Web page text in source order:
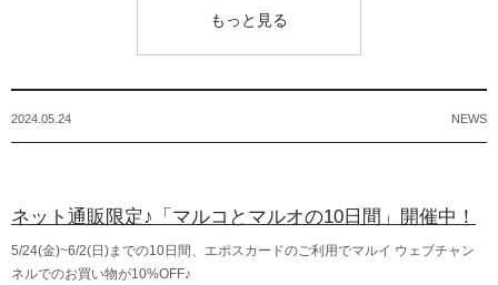
もっと見る
2024.05.24 NEWS
ネット通販限定♪「マルコとマルオの10日間」開催中！
5/24(金)~6/2(日)までの10日間、エポスカードのご利用でマルイ ウェブチャン
ネルでのお買い物が10%OFF♪